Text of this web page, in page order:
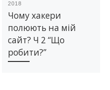
2018
Чому хакери
полюють на мій
сайт? Ч 2 “Що
робити?”